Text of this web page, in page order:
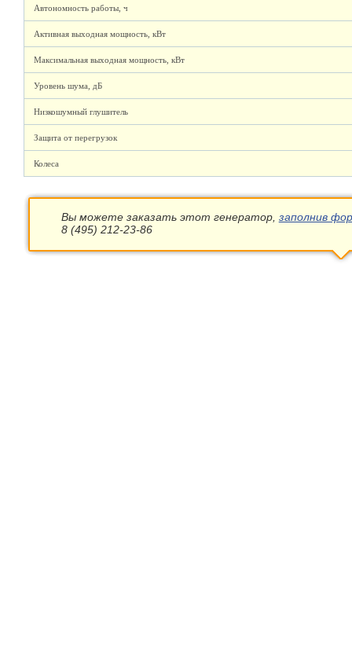
Автономность работы, ч
Активная выходная мощность, кВт
Максимальная выходная мощность, кВт
Уровень шума, дБ
Низкошумный глушитель
Защита от перегрузок
Колеса
Вы можете заказать этот генератор, заполнив
8 (495) 212-23-86